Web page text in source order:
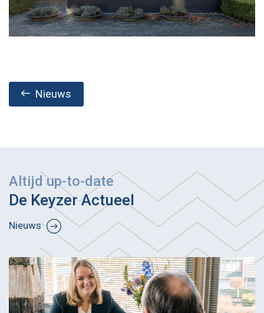
Nieuws
Altijd up-to-date
De Keyzer Actueel
Nieuws